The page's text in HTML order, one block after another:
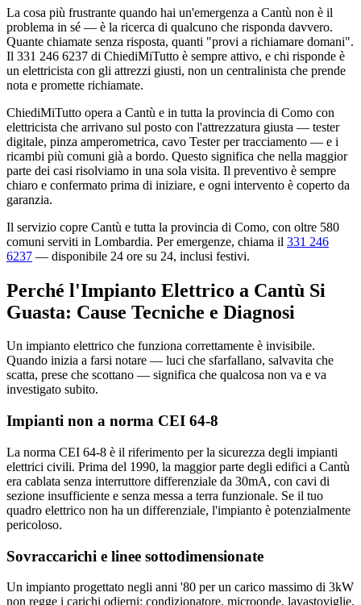
La cosa più frustrante quando hai un'emergenza a Cantù non è il
problema in sé — è la ricerca di qualcuno che risponda davvero.
Quante chiamate senza risposta, quanti "provi a richiamare domani".
Il 331 246 6237 di ChiediMiTutto è sempre attivo, e chi risponde è
un elettricista con gli attrezzi giusti, non un centralinista che prende
nota e promette richiamate.
ChiediMiTutto opera a Cantù e in tutta la provincia di Como con
elettricista che arrivano sul posto con l'attrezzatura giusta — tester
digitale, pinza amperometrica, cavo Tester per tracciamento — e i
ricambi più comuni già a bordo. Questo significa che nella maggior
parte dei casi risolviamo in una sola visita. Il preventivo è sempre
chiaro e confermato prima di iniziare, e ogni intervento è coperto da
garanzia.
Il servizio copre Cantù e tutta la provincia di Como, con oltre 580
comuni serviti in Lombardia. Per emergenze, chiama il 331 246
6237 — disponibile 24 ore su 24, inclusi festivi.
Perché l'Impianto Elettrico a Cantù Si
Guasta: Cause Tecniche e Diagnosi
Un impianto elettrico che funziona correttamente è invisibile.
Quando inizia a farsi notare — luci che sfarfallano, salvavita che
scatta, prese che scottano — significa che qualcosa non va e va
investigato subito.
Impianti non a norma CEI 64-8
La norma CEI 64-8 è il riferimento per la sicurezza degli impianti
elettrici civili. Prima del 1990, la maggior parte degli edifici a Cantù
era cablata senza interruttore differenziale da 30mA, con cavi di
sezione insufficiente e senza messa a terra funzionale. Se il tuo
quadro elettrico non ha un differenziale, l'impianto è potenzialmente
pericoloso.
Sovraccarichi e linee sottodimensionate
Un impianto progettato negli anni '80 per un carico massimo di 3kW
non regge i carichi odierni: condizionatore, microonde, lavastoviglie,